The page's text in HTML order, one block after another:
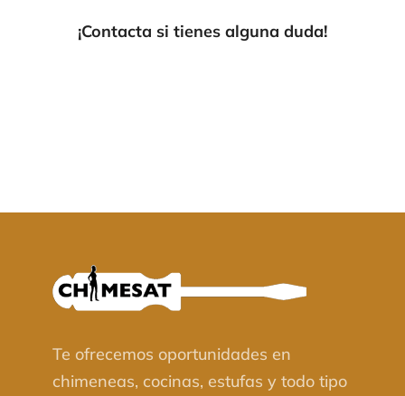
¡Contacta si tienes alguna duda!
Te ofrecemos oportunidades en
chimeneas, cocinas, estufas y todo tipo